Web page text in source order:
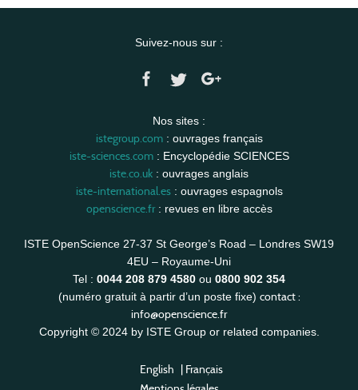
Suivez-nous sur :
Nos sites :
istegroup.com: ouvrages français
iste-sciences.com: Encyclopédie SCIENCES
iste.co.uk : ouvrages anglais
iste-international.es: ouvrages espagnols
openscience.fr: revues en libre accès
ISTE OpenScience 27-37 St George’s Road – Londres SW19
4EU – Royaume-Uni
Tel : 0044 208 879 4580 ou 0800 902 354
(numéro gratuit à partir d’un poste fixe) contact :
info@openscience.fr
Copyright © 2024 by ISTE Group or related companies.
English | Français